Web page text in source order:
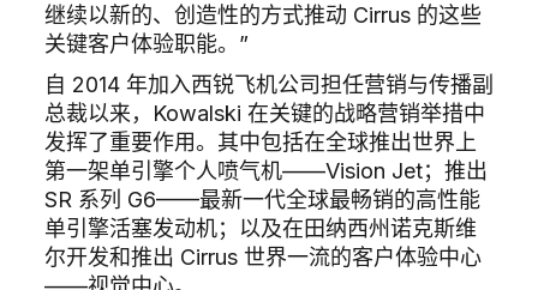
继续以新的、创造性的方式推动 Cirrus 的这些
关键客户体验职能。”
自 2014 年加入西锐飞机公司担任营销与传播副
总裁以来，Kowalski 在关键的战略营销举措中
发挥了重要作用。其中包括在全球推出世界上
第一架单引擎个人喷气机——Vision Jet；推出
SR 系列 G6——最新一代全球最畅销的高性能
单引擎活塞发动机；以及在田纳西州诺克斯维
尔开发和推出 Cirrus 世界一流的客户体验中心